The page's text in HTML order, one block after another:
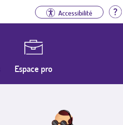
Accessibilité
Espace pro